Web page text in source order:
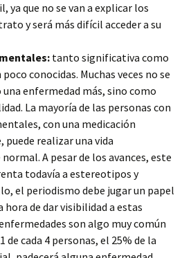
ya que no se van a explicar los
y será más difícil acceder a su
tanto significativa como
conocidas. Muchas veces no se
enfermedad más, sino como
La mayoría de las personas con
con una medicación
realizar una vida
A pesar de los avances, este
todavía a estereotipos y
el periodismo debe jugar un papel
de dar visibilidad a estas
son algo muy común
de cada 4 personas, el 25% de la